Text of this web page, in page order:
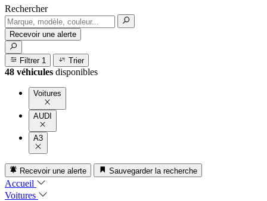
Rechercher
Recevoir une alerte
Filtrer 1 Trier
48 véhicules disponibles
Voitures
AUDI
A3
Recevoir une alerte Sauvegarder la recherche
Accueil
Voitures